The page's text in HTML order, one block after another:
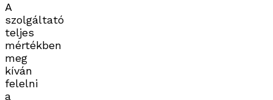
A
szolgáltató
teljes
mértékben
meg
kíván
felelni
a